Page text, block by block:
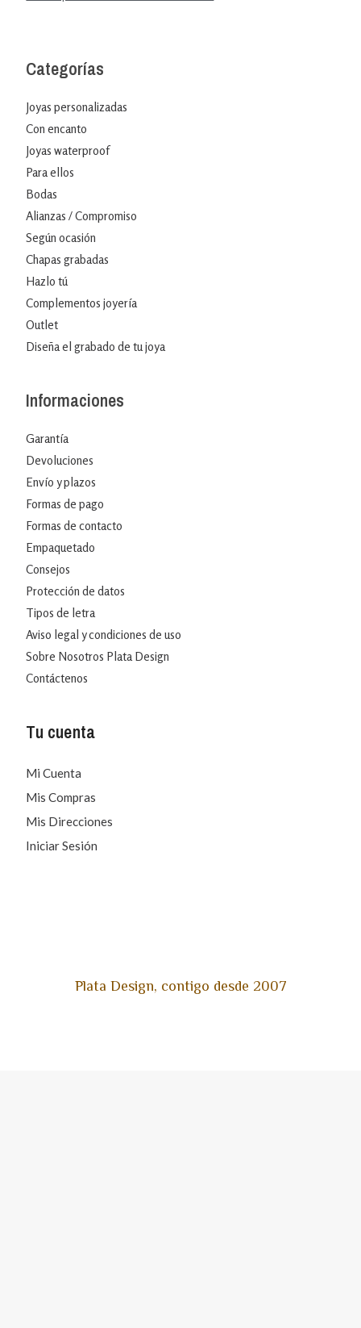
Categorías
Joyas personalizadas
Con encanto
Joyas waterproof
Para ellos
Bodas
Alianzas / Compromiso
Según ocasión
Chapas grabadas
Hazlo tú
Complementos joyería
Outlet
Diseña el grabado de tu joya
Informaciones
Garantía
Devoluciones
Envío y plazos
Formas de pago
Formas de contacto
Empaquetado
Consejos
Protección de datos
Tipos de letra
Aviso legal y condiciones de uso
Sobre Nosotros Plata Design
Contáctenos
Tu cuenta
Mi Cuenta
Mis Compras
Mis Direcciones
Iniciar Sesión
Plata Design, contigo desde 2007